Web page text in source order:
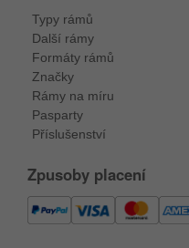
Typy rámů
Další rámy
Formáty rámů
Značky
Rámy na míru
Pasparty
Příslušenství
Zpusoby placení